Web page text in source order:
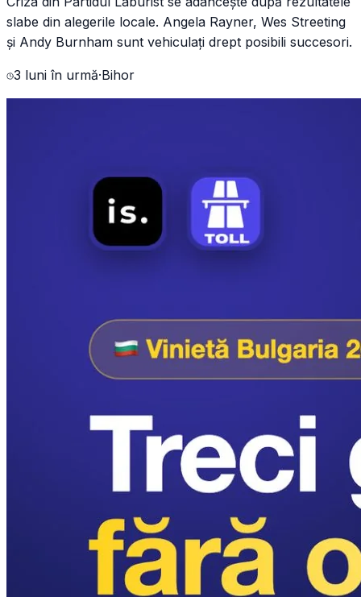
slabe din alegerile locale. Angela Rayner, Wes Streeting
și Andy Burnham sunt vehiculați drept posibili succesori.
3 luni în urmă·Bihor